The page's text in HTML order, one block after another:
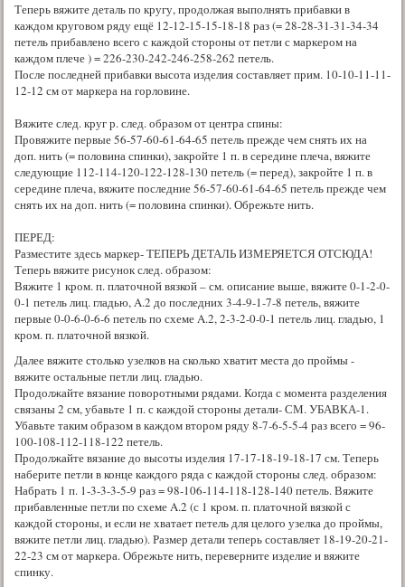
Теперь вяжите деталь по кругу, продолжая выполнять прибавки в
каждом круговом ряду ещё 12-12-15-15-18-18 раз (= 28-28-31-31-34-34
петель прибавлено всего с каждой стороны от петли с маркером на
каждом плече ) = 226-230-242-246-258-262 петель.
После последней прибавки высота изделия составляет прим. 10-10-11-11-
12-12 см от маркера на горловине.
Вяжите след. круг р. след. образом от центра спины:
Провяжите первые 56-57-60-61-64-65 петель прежде чем снять их на
доп. нить (= половина спинки), закройте 1 п. в середине плеча, вяжите
следующие 112-114-120-122-128-130 петель (= перед), закройте 1 п. в
середине плеча, вяжите последние 56-57-60-61-64-65 петель прежде чем
снять их на доп. нить (= половина спинки). Обрежьте нить.
ПЕРЕД:
Разместите здесь маркер- ТЕПЕРЬ ДЕТАЛЬ ИЗМЕРЯЕТСЯ ОТСЮДА!
Теперь вяжите рисунок след. образом:
Вяжите 1 кром. п. платочной вязкой – см. описание выше, вяжите 0-1-2-0-
0-1 петель лиц. гладью, A.2 до последних 3-4-9-1-7-8 петель, вяжите
первые 0-0-6-0-6-6 петель по схеме A.2, 2-3-2-0-0-1 петель лиц. гладью, 1
кром. п. платочной вязкой.
Далее вяжите столько узелков на сколько хватит места до проймы -
вяжите остальные петли лиц. гладью.
Продолжайте вязание поворотными рядами. Когда с момента разделения
связаны 2 см, убавьте 1 п. с каждой стороны детали- СМ. УБАВКА-1.
Убавьте таким образом в каждом втором ряду 8-7-6-5-5-4 раз всего = 96-
100-108-112-118-122 петель.
Продолжайте вязание до высоты изделия 17-17-18-19-18-17 см. Теперь
наберите петли в конце каждого ряда с каждой стороны след. образом:
Набрать 1 п. 1-3-3-3-5-9 раз = 98-106-114-118-128-140 петель. Вяжите
прибавленные петли по схеме A.2 (с 1 кром. п. платочной вязкой с
каждой стороны, и если не хватает петель для целого узелка до проймы,
вяжите петли лиц. гладью). Размер детали теперь составляет 18-19-20-21-
22-23 см от маркера. Обрежьте нить, переверните изделие и вяжите
спинку.